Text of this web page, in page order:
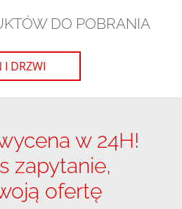
DO POBRANIA
I DRZWI
w 24H!
zapytanie,
ofertę